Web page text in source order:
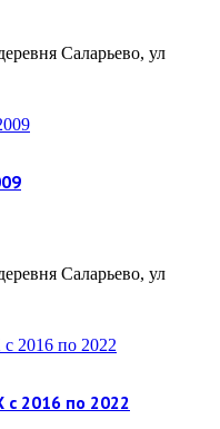
Саларьево, ул
Саларьево, ул
c 2016 по 2022